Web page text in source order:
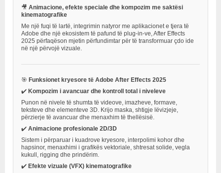
🎥 Animacione, efekte speciale dhe kompozim me saktësi
kinematografike
Me një fuqi të lartë, integrimin natyror me aplikacionet e tjera të
Adobe dhe një ekosistem të pafund të plug-in-ve, After Effects
2025 përfaqëson mjetin përfundimtar për të transformuar çdo ide
në një përvojë vizuale.
🎯 Funksionet kryesore të Adobe After Effects 2025
✔️ Kompozim i avancuar dhe kontroll total i niveleve
Punon në nivele të shumta të videove, imazheve, formave,
teksteve dhe elementeve 3D. Krijo maska, shtigje lëvizjeje,
përzierje të avancuar dhe menaxhim të thellësisë.
✔️ Animacione profesionale 2D/3D
Sistem i përparuar i kuadrove kryesore, interpolimi kohor dhe
hapsinor, menaxhimi i grafikës vektoriale, shtresat solide, vegla
kukull, rigging dhe prindërim.
✔️ Efekte vizuale (VFX) kinematografike